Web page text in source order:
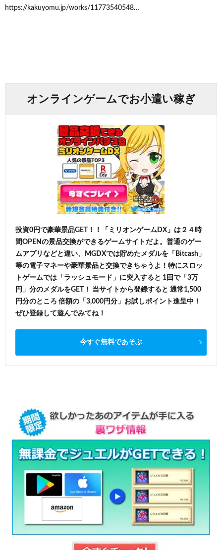
https://kakuyomu.jp/works/11773540548…
オンラインゲームでお小遣い稼ぎ
投資0円で豪華景品GET！！「ミリオンゲームDX」は２４時
間OPENの景品交換ができるゲームサイトだよ。普通のゲー
ムアプリなどと違い、MGDXでは貯めたメダルを「Bitcash」
等の電子マネーや豪華景品と交換できちゃうよ！特にスロッ
トゲームでは「ラッシュモード」に突入すると 1回で「3万
円」分のメダルをGET！ 当サイトから登録すると 通常1,500
円分のところ 倍額の「3,000円分」お試しポイント進呈中！
ぜひ登録して遊んでみてね！
今すぐ無料であそぶ